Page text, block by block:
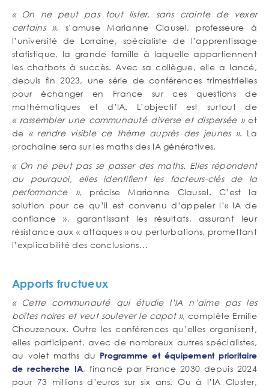
« On ne peut pas tout lister, sans crainte de vexer
certains », s’amuse Marianne Clausel, professeure à
l’université de Lorraine, spécialiste de l’apprentissage
statistique, la grande famille à laquelle appartiennent
les chatbots à succès. Avec sa collègue, elle a lancé,
depuis fin 2023, une série de conférences trimestrielles
pour échanger en France sur ces questions de
mathématiques et d’IA. L’objectif est surtout de
« rassembler une communauté diverse et dispersée »et
de « rendre visible ce thème auprès des jeunes ». La
prochaine sera sur les maths des IA génératives.
« On ne peut pas se passer des maths. Elles répondent
au pourquoi, elles identifient les facteurs-clés de la
performance », précise Marianne Clausel. C’est la
solution pour ce qu’il est convenu d’appeler l’« IA de
confiance », garantissant les résultats, assurant leur
résistance aux « attaques » ou perturbations, promettant
l’explicabilité des conclusions…
Apports fructueux
« Cette communauté qui étudie l’IA n’aime pas les
boîtes noires et veut soulever le capot », complète Emilie
Chouzenoux. Outre les conférences qu’elles organisent,
elles participent, avec de nombreux autres spécialistes,
au volet maths du Programme et équipement prioritaire
de recherche IA, financé par France 2030 depuis 2024
pour 73 millions d’euros sur six ans. Ou à l’IA Cluster,